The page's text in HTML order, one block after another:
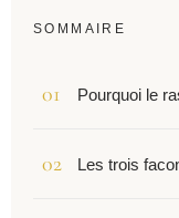
SOMMAIRE
Pourquoi le
Les trois